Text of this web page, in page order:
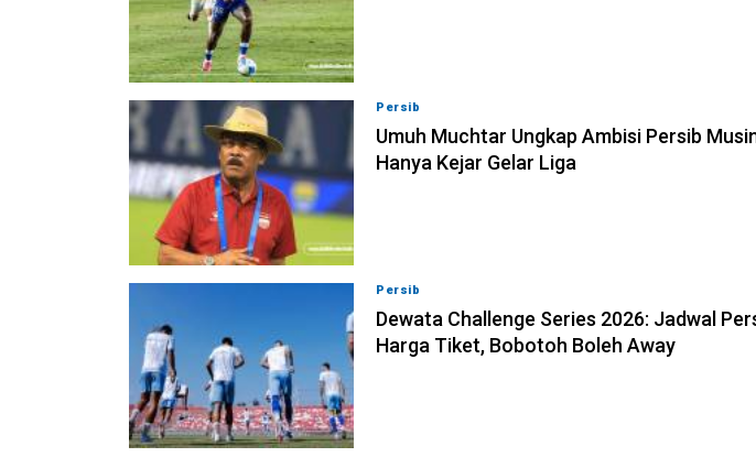
Persib
Umuh Muchtar Ungkap Ambisi Persib
Hanya Kejar Gelar Liga
Persib
Dewata Challenge Series 2026: Jadwal
Harga Tiket, Bobotoh Boleh Away